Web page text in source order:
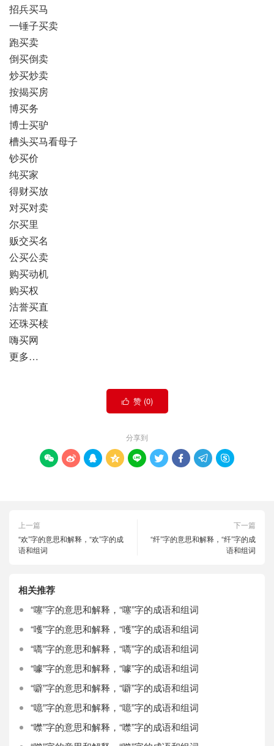
招兵买马
一锤子买卖
跑买卖
倒买倒卖
炒买炒卖
按揭买房
博买务
博士买驴
槽头买马看母子
钞买价
纯买家
得财买放
对买对卖
尔买里
贩交买名
公买公卖
购买动机
购买权
沽誉买直
还珠买椟
嗨买网
更多…
 赞 (0)
分享到
        
上一篇
“欢”字的意思和解释，“欢”字的成
语和组词
下一篇
“纤”字的意思和解释，“纤”字的成
语和组词
相关推荐
“噻”字的意思和解释，“噻”字的成语和组词
“嚄”字的意思和解释，“嚄”字的成语和组词
“嚆”字的意思和解释，“嚆”字的成语和组词
“噱”字的意思和解释，“噱”字的成语和组词
“噼”字的意思和解释，“噼”字的成语和组词
“噫”字的意思和解释，“噫”字的成语和组词
“噤”字的意思和解释，“噤”字的成语和组词